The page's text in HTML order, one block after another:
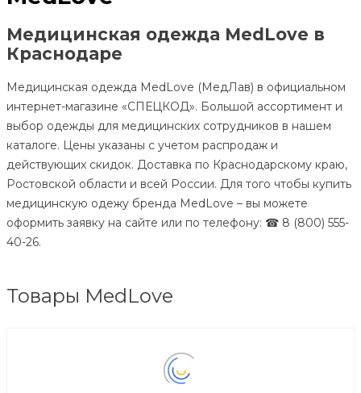
Медицинская одежда MedLove в
Краснодаре
Медицинская одежда MedLove (МедЛав) в официальном
интернет-магазине «СПЕЦКОД». Большой ассортимент и
выбор одежды для медицинских сотрудников в нашем
каталоге. Цены указаны с учетом распродаж и
действующих скидок. Доставка по Краснодарскому краю,
Ростовской области и всей России. Для того чтобы купить
медицинскую одежу бренда MedLove – вы можете
оформить заявку на сайте или по телефону: ☎ 8 (800) 555-
40-26.
Товары MedLove